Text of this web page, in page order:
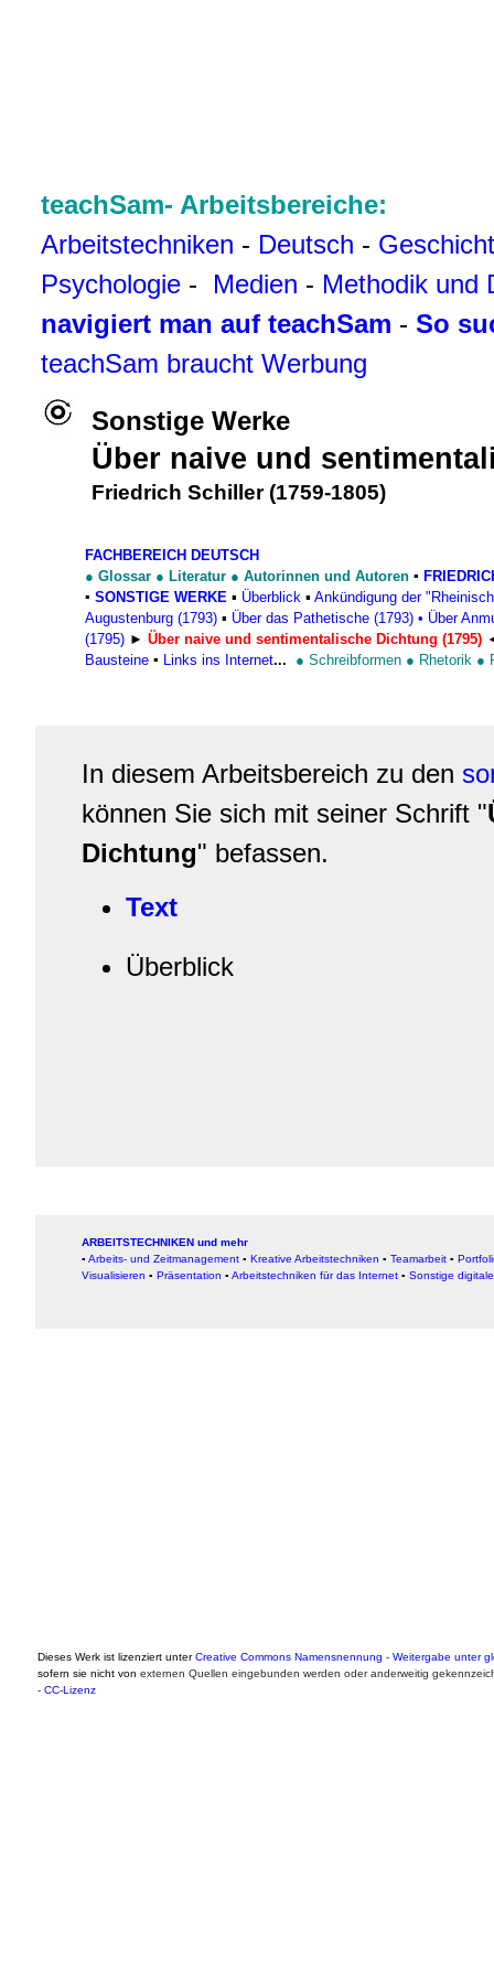
teachSam- Arbeitsbereiche:
Arbeitstechniken - Deutsch -
Psychologie - Medien - Methodik und
navigiert man auf teachSam - So
teachSam braucht Werbung
Sonstige Werke
Über naive und
Friedrich Schiller (1759-1805)
FACHBEREICH DEUTSCH
● Glossar ● Literatur ● Autorinnen und Autoren ▪
▪ SONSTIGE WERKE ▪ Überblick ▪ Ankündigung der
Augustenburg (1793) ▪ Über das Pathetische (1793) • Über
(1795) ► Über naive und sentimentalische Dichtung (1795)
Bausteine ▪ Links ins Internet... ● Schreibformen ● Rhetorik ●
In diesem Arbeitsbereich zu den
können Sie sich mit seiner Schrift "
Dichtung" befassen.
Text
Überblick
ARBEITSTECHNIKEN und mehr
▪ Arbeits- und Zeitmanagement ▪ Kreative Arbeitstechniken ▪ Teamarbeit ▪
Visualisieren ▪ Präsentation ▪ Arbeitstechniken für das Internet ▪ Sonstige
Dieses Werk ist lizenziert unterCreative Commons Namensnennung - Weitergabe unter
sofern sie nicht von externen Quellen eingebunden werden oder anderweitig
- CC-Lizenz